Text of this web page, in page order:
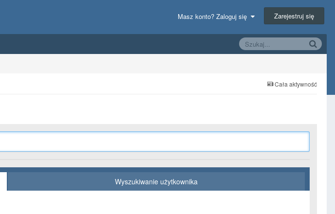
Masz konto? Zaloguj się Zarejestruj się
Cała aktywność
Wyszukiwanie użytkownika